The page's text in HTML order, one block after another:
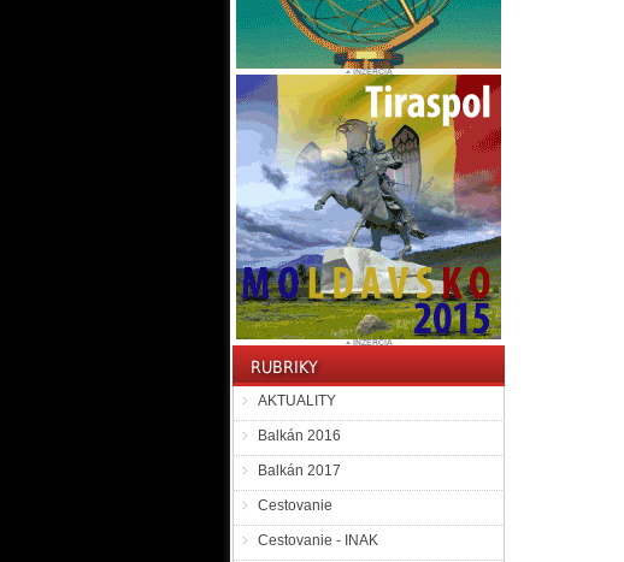
AKTUALITY
Balkán 2016
Balkán 2017
Cestovanie
Cestovanie - INAK